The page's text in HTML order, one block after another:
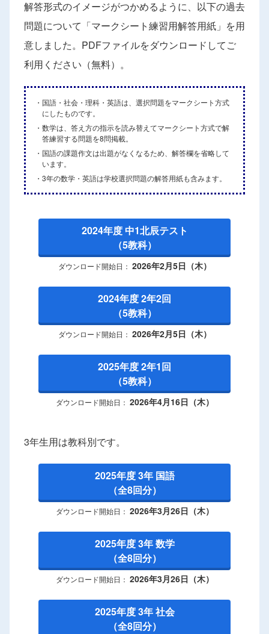
解答形式のイメージがつかめるように、以下の過去
問題について「マークシート練習用解答用紙」を用
意しました。PDFファイルをダウンロードしてご
利用ください（無料）。
・ 国語・社会・理科・英語は、選択問題をマークシート方式
にしたものです。
・ 数学は、答え方の指示を読み替えてマークシート方式で解
答練習する問題を8問掲載。
・ 国語の課題作文は出題がなくなるため、解答欄を省略して
います。
・ 3年の数学・英語は学校選択問題の解答用紙も含みます。
2024年度 中1北辰テスト
（5教科）
ダウンロード開始日： 2026年2月5日（木）
2024年度 2年2回
（5教科）
ダウンロード開始日： 2026年2月5日（木）
2025年度 2年1回
（5教科）
ダウンロード開始日： 2026年4月16日（木）
3年生用は教科別です。
2025年度 3年 国語
（全8回分）
ダウンロード開始日： 2026年3月26日（木）
2025年度 3年 数学
（全8回分）
ダウンロード開始日： 2026年3月26日（木）
2025年度 3年 社会
（全8回分）